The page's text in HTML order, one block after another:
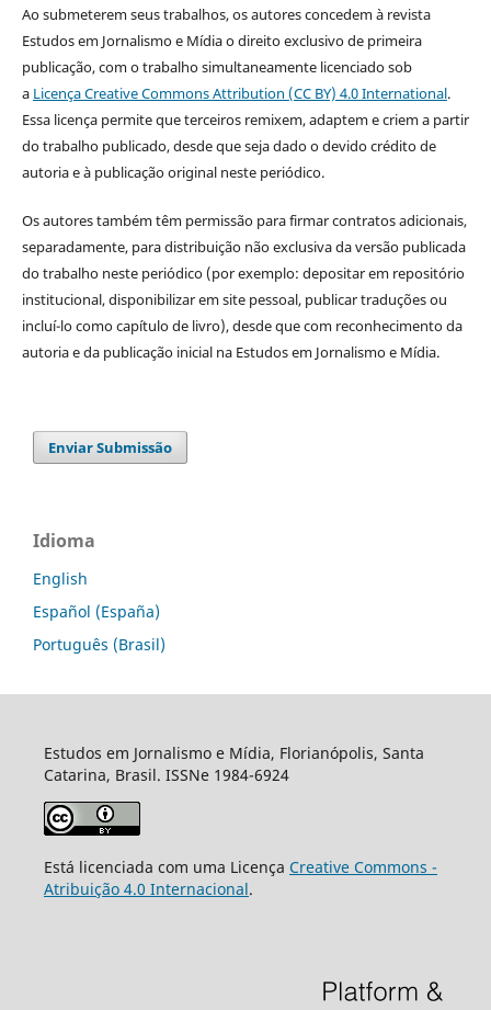
Ao submeterem seus trabalhos, os autores concedem à revista
Estudos em Jornalismo e Mídia o direito exclusivo de primeira
publicação, com o trabalho simultaneamente licenciado sob
a Licença Creative Commons Attribution (CC BY) 4.0 International.
Essa licença permite que terceiros remixem, adaptem e criem a partir
do trabalho publicado, desde que seja dado o devido crédito de
autoria e à publicação original neste periódico.
Os autores também têm permissão para firmar contratos adicionais,
separadamente, para distribuição não exclusiva da versão publicada
do trabalho neste periódico (por exemplo: depositar em repositório
institucional, disponibilizar em site pessoal, publicar traduções ou
incluí-lo como capítulo de livro), desde que com reconhecimento da
autoria e da publicação inicial na Estudos em Jornalismo e Mídia.
Enviar Submissão
Idioma
English
Español (España)
Português (Brasil)
Estudos em Jornalismo e Mídia, Florianópolis, Santa
Catarina, Brasil. ISSNe 1984-6924
Está licenciada com uma Licença Creative Commons -
Atribuição 4.0 Internacional.